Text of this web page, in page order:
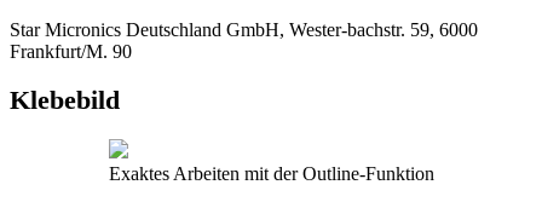
Star Micronics Deutschland GmbH, Wester-bachstr. 59, 6000
Frankfurt/M. 90
Klebebild
Exaktes Arbeiten mit der Outline-Funktion